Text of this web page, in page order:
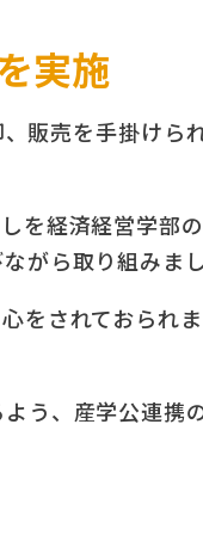
実施
販売を手掛けら
を経済経営学部
がら取り組みまし
をされておられ
う、産学公連携